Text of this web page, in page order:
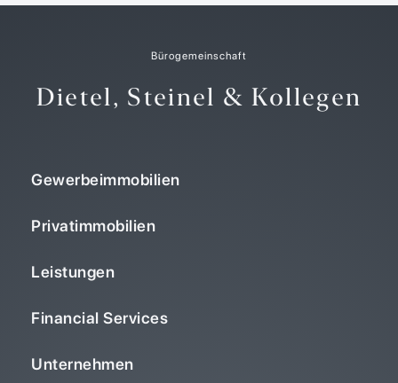
Bürogemeinschaft
Dietel, Steinel & Kollegen
Gewerbeimmobilien
Privatimmobilien
Leistungen
Financial Services
Unternehmen